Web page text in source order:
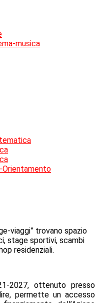
musica
viaggi” trovano spazio
stage sportivi, scambi
residenziali.
2027, ottenuto presso
permette un accesso